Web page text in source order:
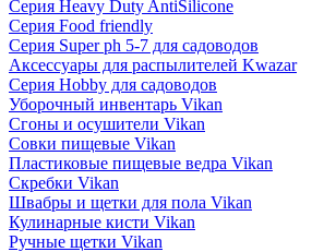
Серия Heavy Duty AntiSilicone
Серия Food friendly
Серия Super ph 5-7 для садоводов
Аксессуары для распылителей Kwazar
Серия Hobby для садоводов
Уборочный инвентарь Vikan
Сгоны и осушители Vikan
Совки пищевые Vikan
Пластиковые пищевые ведра Vikan
Скребки Vikan
Швабры и щетки для пола Vikan
Кулинарные кисти Vikan
Ручные щетки Vikan